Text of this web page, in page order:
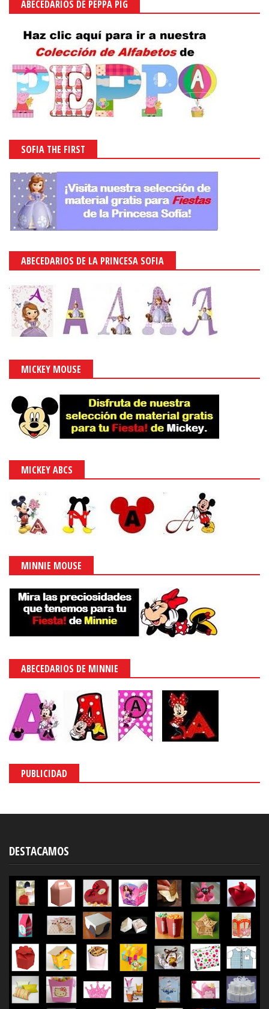
ABECEDARIOS DE PEPPA PIG
SOFIA THE FIRST
ABECEDARIOS DE LA PRINCESA SOFIA
MICKEY MOUSE
MICKEY ABCS
MINNIE MOUSE
ABECEDARIOS DE MINNIE
PUBLICIDAD
DESTACAMOS